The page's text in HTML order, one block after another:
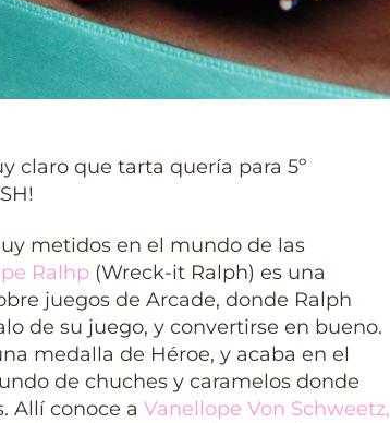
claro que tarta quería para 5º
metidos en el mundo de las
Ralhp (Wreck-it Ralph) es una
juegos de Arcade, donde Ralph
de su juego, y convertirse en bueno.
medalla de Héroe, y acaba en el
de chuches y caramelos donde
Allí conoce a Vanellope Von Schweetz,